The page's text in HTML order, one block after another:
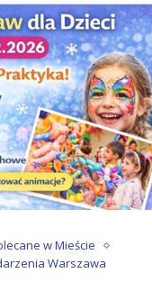
w Mieście
Warszawa